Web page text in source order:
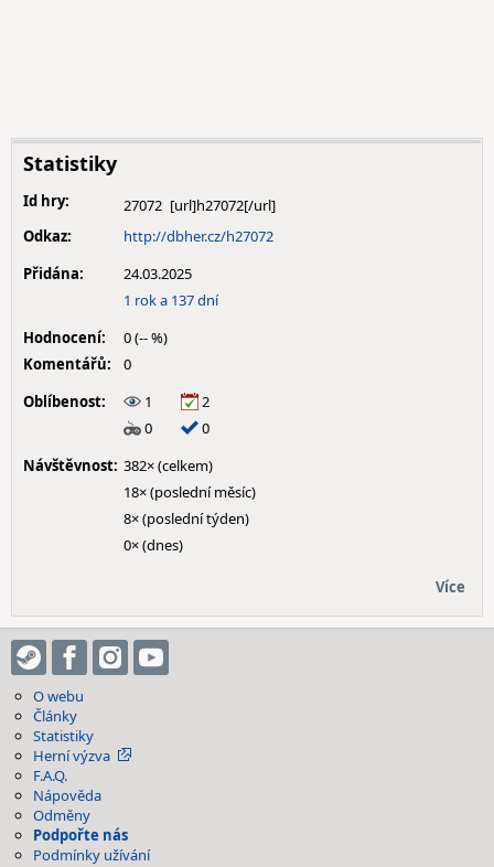
Statistiky
Id hry:
27072
Odkaz:
http://dbher.cz/h27072
Přidána:
24.03.2025
1 rok a 137 dní
Hodnocení:
0 (-- %)
Komentářů:
0
Oblíbenost:
1
2
0
0
Návštěvnost: 382× (celkem)
18× (poslední měsíc)
8× (poslední týden)
0× (dnes)
Více
O webu
Články
Statistiky
Herní výzva
F.A.Q.
Nápověda
Odměny
Podpořte nás
Podmínky užívání